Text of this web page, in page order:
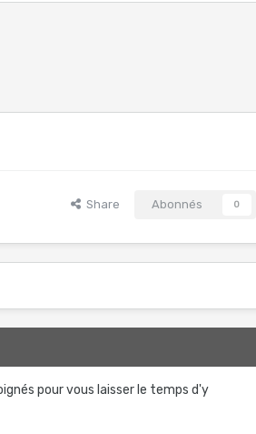
Share Abonnés 0
pour vous laisser le temps d'y